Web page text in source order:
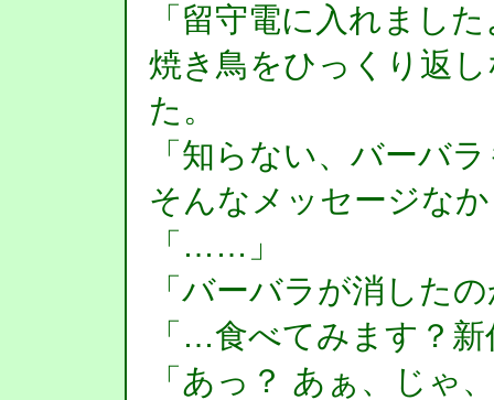
「留守電に入れまし
焼き鳥をひっくり返
た。
「知らない、バーバ
そんなメッセージな
「……」
「バーバラが消した
「…食べてみます？
「あっ？ あぁ、じゃ